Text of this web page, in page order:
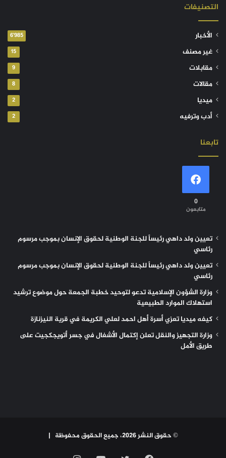
التصنيفات
الأخبار 6٬985
غير مصنف 15
مقابلات 9
مقالات 8
ميديا 2
أدب وترفيه 2
تابعنا
0
متابعون
تعيين ولد داهي رئيساً للجنة الوطنية لحقوق الإنسان بموجب مرسوم
رئاسي
تعيين ولد داهي رئيساً للجنة الوطنية لحقوق الإنسان بموجب مرسوم
رئاسي
وزارة الشؤون الإسلامية تدعو لتوحيد خطبة الجمعة حول موضوع ترشيد
استهلاك الموارد الطبيعية
كيفه ميديا تعزي أسرة أهل احمد لعلي الكريمة في قرية النيزنازة
وزارة التجهيز والنقل تعلن إكتمال الأشغال في جسر أتويجكجيت على
طريق الأمل
© حقوق النشر 2026، جميع الحقوق محفوظة |